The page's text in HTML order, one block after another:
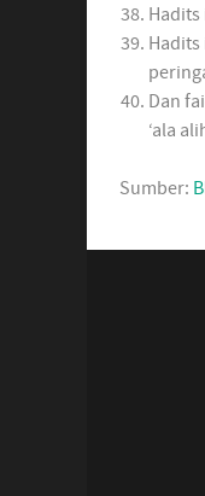
Dan
‘ala
Sumber: